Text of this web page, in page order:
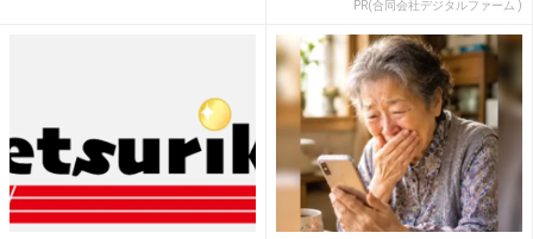
PR(合同会社デジタルファーム )